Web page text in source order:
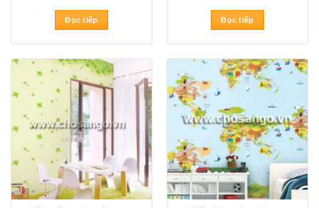
Đọc tiếp Đọc tiếp